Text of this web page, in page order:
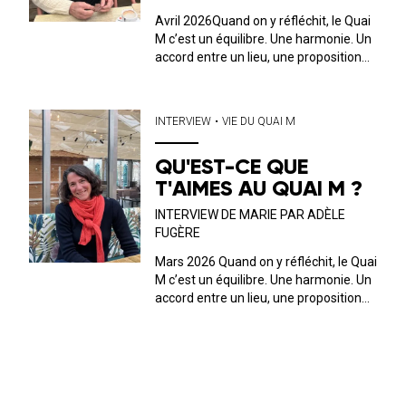
Avril 2026Quand on y réfléchit, le Quai
M c’est un équilibre. Une harmonie. Un
accord entre un lieu, une proposition
discute avec l’un ou...
INTERVIEW • VIE DU QUAI M
QU'EST-CE QUE
T'AIMES AU QUAI M ?
INTERVIEW DE MARIE PAR ADÈLE
FUGÈRE
Mars 2026 Quand on y réfléchit, le Quai
M c’est un équilibre. Une harmonie. Un
accord entre un lieu, une proposition